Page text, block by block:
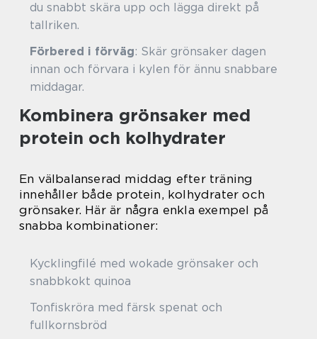
du snabbt skära upp och lägga direkt på
tallriken.
Förbered i förväg: Skär grönsaker dagen
innan och förvara i kylen för ännu snabbare
middagar.
Kombinera grönsaker med
protein och kolhydrater
En välbalanserad middag efter träning
innehåller både protein, kolhydrater och
grönsaker. Här är några enkla exempel på
snabba kombinationer:
Kycklingfilé med wokade grönsaker och
snabbkokt quinoa
Tonfiskröra med färsk spenat och
fullkornsbröd